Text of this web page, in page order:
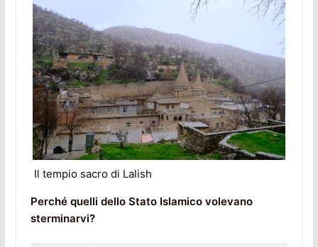
Il tempio sacro di Lalish
Perché quelli dello Stato Islamico volevano
sterminarvi?